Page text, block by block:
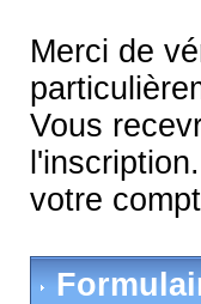
Merci de
Vous
votre